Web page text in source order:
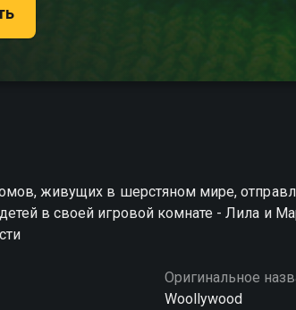
живущих в шерстяном мире,
в своей игровой комнате - Лила и
Оригинальное
Woollywood